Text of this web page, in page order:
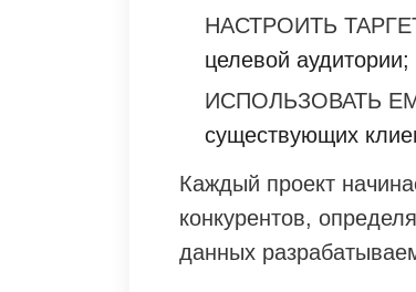
НАСТРОИТЬ
целевой аудитории;
ИСПОЛЬЗОВАТЬ
существующих
Каждый проект
конкурентов,
данных